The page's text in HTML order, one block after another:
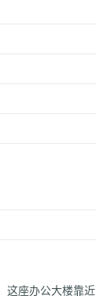
这座办公大楼靠近